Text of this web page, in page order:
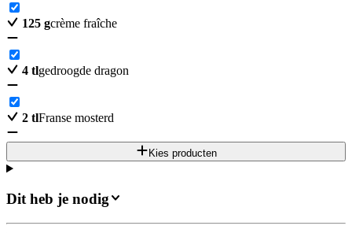
125 gcrème fraîche
4 tlgedroogde dragon
2 tlFranse mosterd
Kies producten
Dit heb je nodig